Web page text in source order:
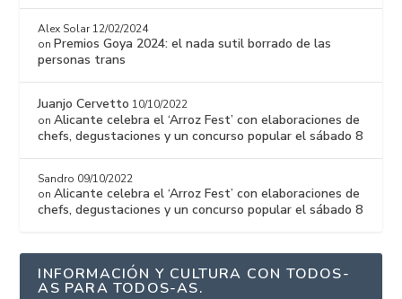
Alex Solar 12/02/2024
on Premios Goya 2024: el nada sutil borrado de las
personas trans
Juanjo Cervetto 10/10/2022
onAlicante celebra el ‘Arroz Fest’ con elaboraciones de
chefs, degustaciones y un concurso popular el sábado 8
Sandro 09/10/2022
onAlicante celebra el ‘Arroz Fest’ con elaboraciones de
chefs, degustaciones y un concurso popular el sábado 8
INFORMACIÓN Y CULTURA CON TODOS-
AS PARA TODOS-AS.